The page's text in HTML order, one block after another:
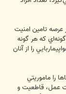
عرصه تامين امنيت
كه هر گونه
را از آنان
را ماموريتي
عمل، قاطعيت و